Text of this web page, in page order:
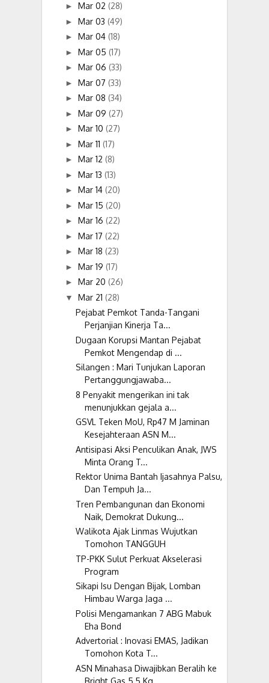
► Mar 02 (28)
► Mar 03 (49)
► Mar 04 (18)
► Mar 05 (17)
► Mar 06 (33)
► Mar 07 (33)
► Mar 08 (34)
► Mar 09 (27)
► Mar 10 (27)
► Mar 11 (17)
► Mar 12 (8)
► Mar 13 (13)
► Mar 14 (20)
► Mar 15 (20)
► Mar 16 (22)
► Mar 17 (22)
► Mar 18 (23)
► Mar 19 (17)
► Mar 20 (26)
▼ Mar 21 (28)
Pejabat Pemkot Tanda-Tangani
Perjanjian Kinerja Ta...
Dugaan Korupsi Mantan Pejabat
Pemkot Mengendap di ...
Silangen : Mari Tunjukan Laporan
Pertanggungjawaba...
8 Penyakit mengerikan ini tak
menunjukkan gejala a...
GSVL Teken MoU, Rp47 M Jaminan
Kesejahteraan ASN M...
Antisipasi Aksi Penculikan Anak, JWS
Minta Orang T...
Rektor Unima Bantah Ijasahnya Palsu,
Dan Tempuh Ja...
Tren Pembangunan dan Ekonomi
Naik, Demokrat Dukung...
Walikota Ajak Linmas Wujutkan
Tomohon TANGGUH
TP-PKK Sulut Perkuat Akselerasi
Program
Sikapi Isu Dengan Bijak, Lomban
Himbau Warga Jaga ...
Polisi Mengamankan 7 ABG Mabuk
Eha Bond
Advertorial : Inovasi EMAS, Jadikan
Tomohon Kota T...
ASN Minahasa Diwajibkan Beralih ke
Bright Gas 5,5 Kg